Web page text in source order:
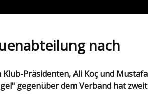
nach
gegenüber dem Verband hat zweit